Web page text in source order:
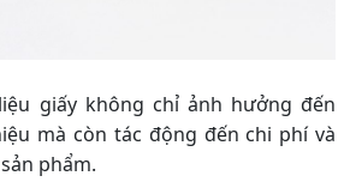
giấy không chỉ ảnh hưởng đến
mà còn tác động đến chi phí và
phẩm.